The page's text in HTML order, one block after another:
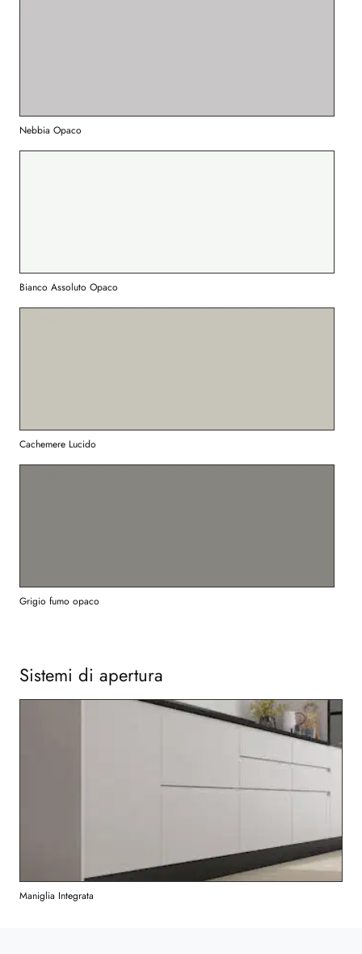
Nebbia Opaco
Bianco Assoluto Opaco
Cachemere Lucido
Grigio fumo opaco
Sistemi di apertura
Maniglia Integrata